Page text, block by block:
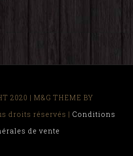
2020 | M&G THEME BY
droits réservés | Conditions
de vente